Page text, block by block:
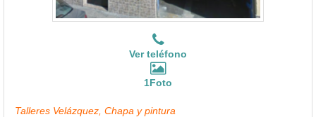
Ver teléfono
1Foto
Talleres Velázquez, Chapa y pintura